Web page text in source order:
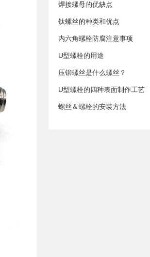
焊接螺母的优缺点
钛螺丝的种类和优点
内六角螺栓防腐注意事项
U型螺栓的用途
压铆螺丝是什么螺丝？
U型螺栓的四种表面制作工艺
螺丝＆螺栓的安装方法